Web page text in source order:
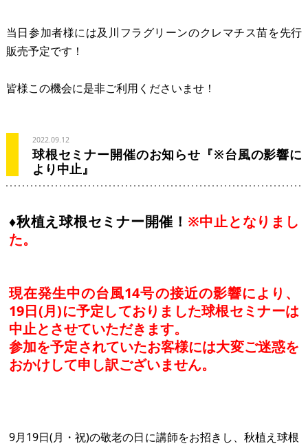
当日参加者様には及川フラグリーンのクレマチス苗を先行
販売予定です！
皆様この機会に是非ご利用くださいませ！
2022.09.12
球根セミナー開催のお知らせ『※台風の影響に
より中止』
♦秋植え球根セミナー開催！ ※中止となりまし
た。
現在発生中の台風14号の接近の影響により、
19日(月)に予定しておりました球根セミナーは
中止とさせていただきます。
参加を予定されていたお客様には大変ご迷惑を
おかけして申し訳ございません。
9月19日(月・祝)の敬老の日に講師をお招きし、秋植え球根